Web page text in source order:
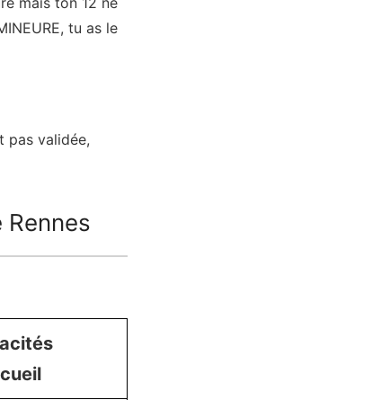
tu as le
pas validée,